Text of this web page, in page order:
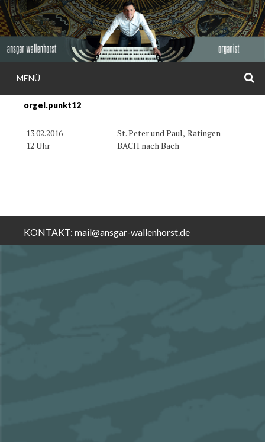
Weiter
zum
Inhalt
ANSGAR
MENÜ
orgel.punkt12
13.02.2016
12 Uhr
St. Peter und Paul, Ratingen
BACH nach Bach
KONTAKT: mail@ansgar-wallenhorst.de